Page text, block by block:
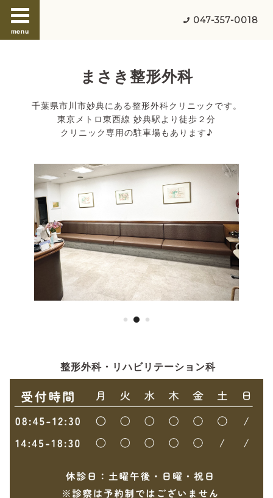
menu
047-357-0018
まさき整形外科
千葉県市川市妙典にある整形外科クリニックです。
東京メトロ東西線 妙典駅より徒歩２分
クリニック専用の駐車場もあります♪
整形外科・リハビリテーション科